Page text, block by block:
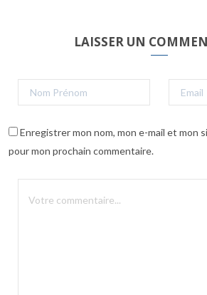
LAISSER UN
Enregistrer mon nom, mon e-mail et mon
pour mon prochain commentaire.